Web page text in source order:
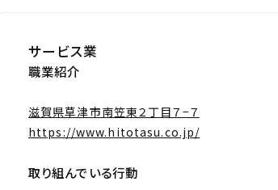
サービス業
職業紹介
滋賀県草津市南笠東２丁目７−７
https://www.hitotasu.co.jp/
取り組んでいる行動